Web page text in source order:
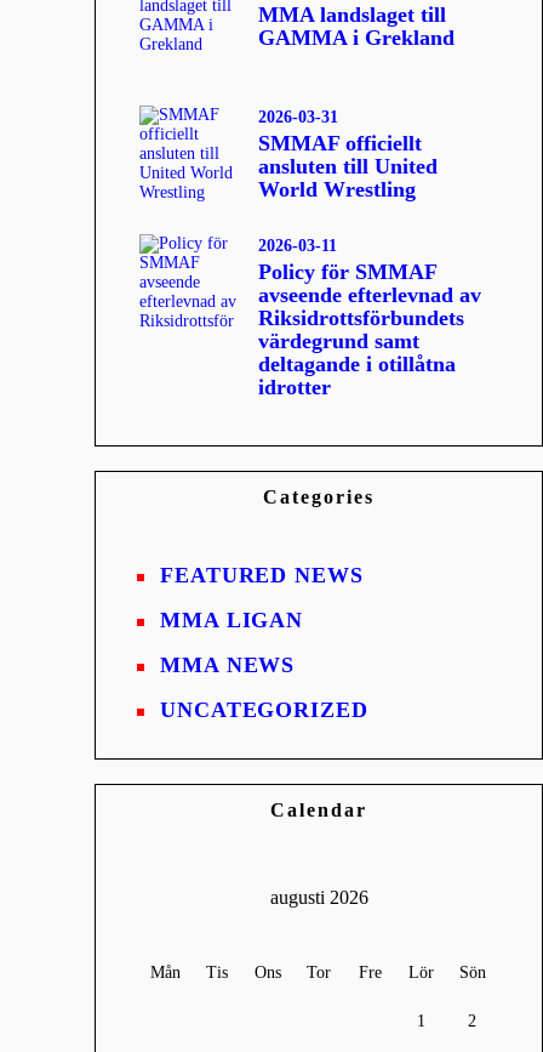
MMA landslaget till
GAMMA i Grekland
SMMAF officiellt
ansluten till United
World Wrestling
2026-03-31
Policy för SMMAF
avseende efterlevnad av
Riksidrottsförbundets
värdegrund samt
deltagande i otillåtna
idrotter
2026-03-11
Categories
FEATURED NEWS
MMA LIGAN
MMA NEWS
UNCATEGORIZED
Calendar
augusti 2026
Mån Tis Ons Tor Fre Lör Sön
1 2